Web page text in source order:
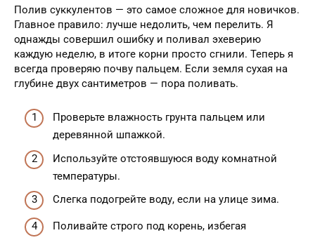
Полив суккулентов — это самое сложное для новичков.
Главное правило: лучше недолить, чем перелить. Я
однажды совершил ошибку и поливал эхеверию
каждую неделю, в итоге корни просто сгнили. Теперь я
всегда проверяю почву пальцем. Если земля сухая на
глубине двух сантиметров — пора поливать.
Проверьте влажность грунта пальцем или
деревянной шпажкой.
Используйте отстоявшуюся воду комнатной
температуры.
Слегка подогрейте воду, если на улице зима.
Поливайте строго под корень, избегая